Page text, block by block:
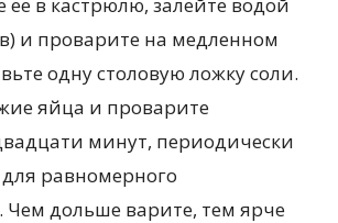
и проварите на медленном
одну столовую ложку соли.
яйца и проварите
минут, периодически
равномерного
дольше варите, тем ярче